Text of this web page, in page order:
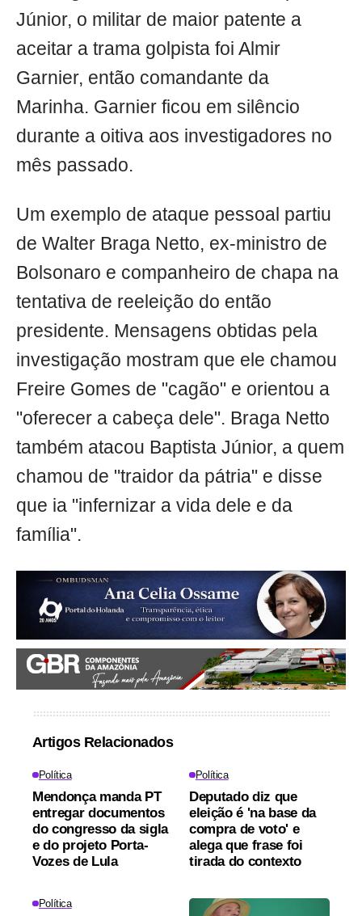
Júnior, o militar de maior patente a
aceitar a trama golpista foi Almir
Garnier, então comandante da
Marinha. Garnier ficou em silêncio
durante a oitiva aos investigadores no
mês passado.
Um exemplo de ataque pessoal partiu
de Walter Braga Netto, ex-ministro de
Bolsonaro e companheiro de chapa na
tentativa de reeleição do então
presidente. Mensagens obtidas pela
investigação mostram que ele chamou
Freire Gomes de "cagão" e orientou a
"oferecer a cabeça dele". Braga Netto
também atacou Baptista Júnior, a quem
chamou de "traidor da pátria" e disse
que ia "infernizar a vida dele e da
família".
Artigos Relacionados
Política
Mendonça manda PT
entregar documentos
do congresso da sigla
e do projeto Porta-
Vozes de Lula
Política
Deputado diz que
eleição é 'na base da
compra de voto' e
alega que frase foi
tirada do contexto
Política